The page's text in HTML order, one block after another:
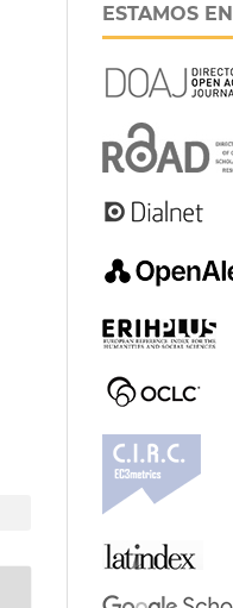
ESTAMOS EN